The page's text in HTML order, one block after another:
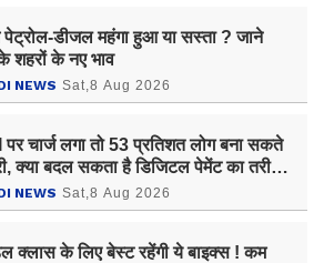
डीजल महंगा हुआ या सस्ता ? जाने
शहरों के नए भाव
NEWS Sat,8 Aug 2026
पर चार्ज लगा तो 53 प्रतिशत लोग बना सकते
क्या बदल सकता है डिजिटल पेमेंट का तरीका
NEWS Sat,8 Aug 2026
क्लास के लिए बेस्ट रहेंगी ये बाइक्स ! कम